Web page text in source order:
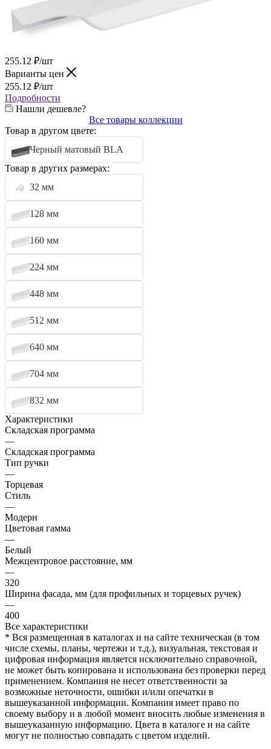
255.12 ₽/шт
Варианты цен
255.12 ₽/шт
Подробности
Нашли дешевле?
Все товары коллекции
Товар в другом цвете:
Черный матовый BLA
Товар в других размерах:
32 мм
128 мм
160 мм
224 мм
448 мм
512 мм
640 мм
704 мм
832 мм
Характеристики
Складская программа
—
Складская программа
Тип ручки
—
Торцевая
Стиль
—
Модерн
Цветовая гамма
—
Белый
Межцентровое расстояние, мм
—
320
Ширина фасада, мм (для профильных и торцевых ручек)
—
400
Все характеристики
* Вся размещенная в каталогах и на сайте техническая (в том
числе схемы, планы, чертежи и т.д.), визуальная, текстовая и
цифровая информация является исключительно справочной,
не может быть копирована и использована без проверки перед
применением. Компания не несет ответственности за
возможные неточности, ошибки и/или опечатки в
вышеуказанной информации. Компания имеет право по
своему выбору и в любой момент вносить любые изменения в
вышеуказанную информацию. Цвета в каталоге и на сайте
могут не полностью совпадать с цветом изделий.